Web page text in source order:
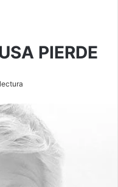
PIERDE